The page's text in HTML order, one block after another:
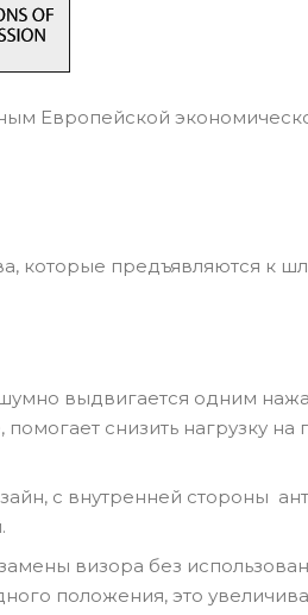
Европейской
которые предъявляются
выдвигается одним
снизить нагрузку на
с внутренней стороны
визора без
положения, это